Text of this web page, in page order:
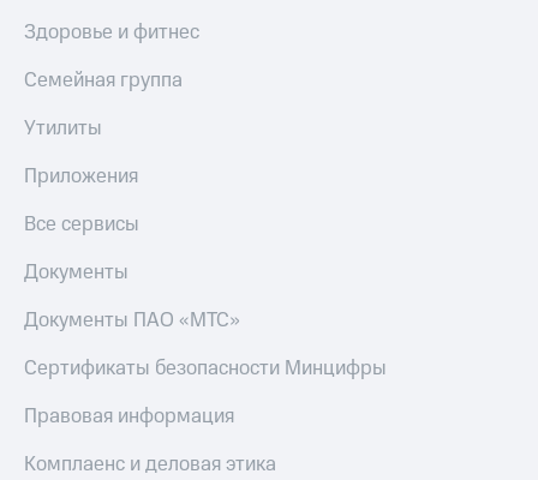
Здоровье и фитнес
Семейная группа
Утилиты
Приложения
Все сервисы
Документы
Документы ПАО «МТС»
Сертификаты безопасности Минцифры
Правовая информация
Комплаенс и деловая этика